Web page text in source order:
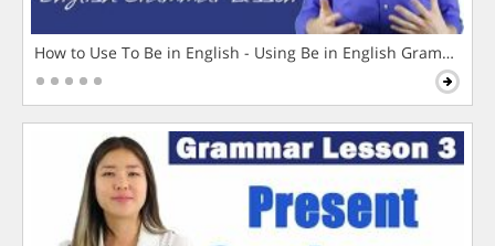
How to Use To Be in English - Using Be in English Grammar